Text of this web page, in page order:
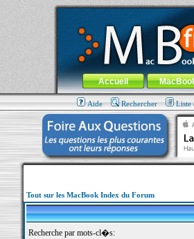
MacBook-fr.com : 100% Apple... 100%
Aller au contenu-Aller au menu
Menu général
Accueil
Aide Rechercher Liste
Tout sur les MacBook Index du Forum
Recherche par mots-cl�s: